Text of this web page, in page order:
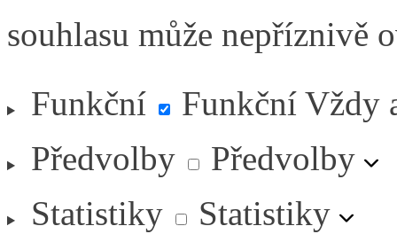
souhlasu může nepříznivě
Funkční
Funkční Vždy
Předvolby
Předvolby
Statistiky
Statistiky